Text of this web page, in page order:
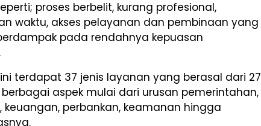
proses berbelit, kurang profesional,
waktu, akses pelayanan dan pembinaan yang
pada rendahnya kepuasan
ini terdapat 37 jenis layanan yang berasal dari 27
aspek mulai dari urusan pemerintahan,
keuangan, perbankan, keamanan hingga